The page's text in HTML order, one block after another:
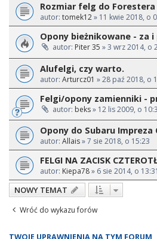
Rozmiar felg do Forestera
autor: tomek12» 11 kwie 2018, o
Opony bieżnikowane - za i
autor: Piter 35 » 3 wrz 2014, o
Alufelgi, czy warto.
autor: Arturcz01 » 28 paź 2018, o
Felgi/opony zamienniki -
autor: beks» 12 lis 2009, o
Opony do Subaru Impreza
autor: Allais» 7 sie 2018, o 15:23
FELGI NA ZACISK
autor: Kiepa78» 6 sie 2014, o 13:31
NOWY TEMAT
Wróć do wykazu forów
TWOJE UPRAWNIENIA NA TYM FORUM